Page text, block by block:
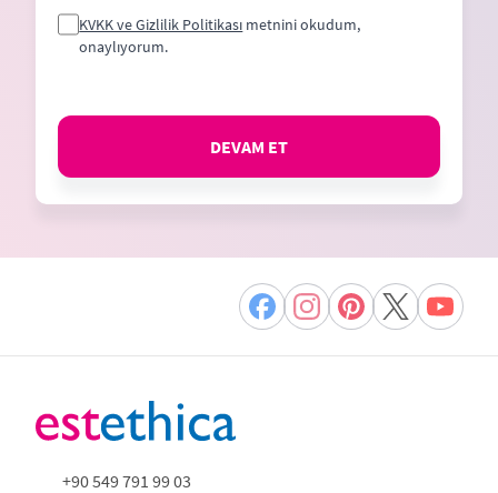
KVKK ve Gizlilik Politikası metnini okudum,
onaylıyorum.
DEVAM ET
+90 549 791 99 03